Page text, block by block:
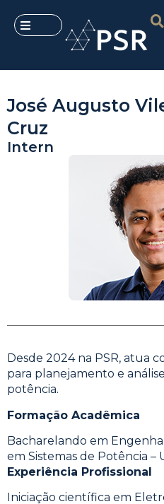
José Augusto
Cruz
Intern
Desde 2024 na PSR, atua
para planejamento e
potência.
Formação Acadêmica
Bacharelando em
em Sistemas de Potência –
Experiência Profissional
Iniciação científica em